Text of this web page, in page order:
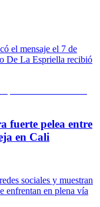
el mensaje el 7 de
De La Espriella recibió
fuerte pelea entre
en Cali
sociales y muestran
enfrentan en plena vía